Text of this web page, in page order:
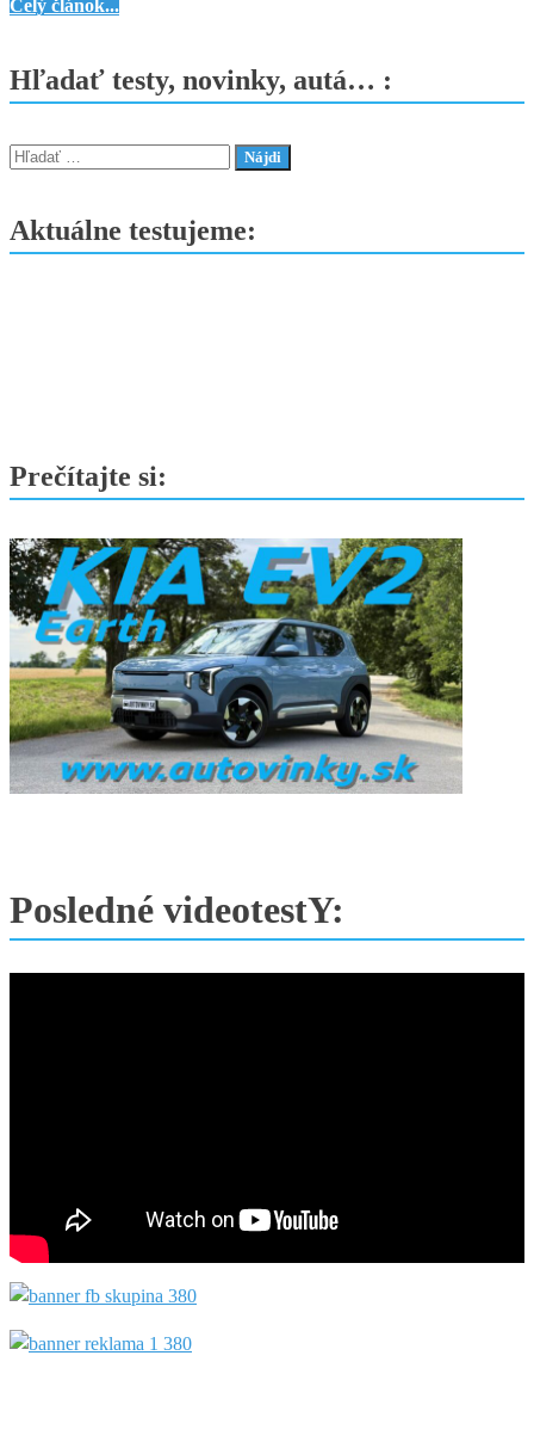
Mitsubishi
vracia
Všestranné
rodinné
sa
Celý článok...
Hľadať testy, novinky, autá… :
Hľadať:
Aktuálne testujeme:
Prečítajte si:
Posledné videotestY: